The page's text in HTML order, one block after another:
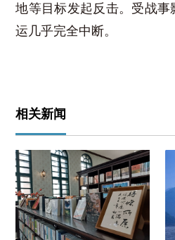
地等目标发起反击。受战
运几乎完全中断。
相关新闻